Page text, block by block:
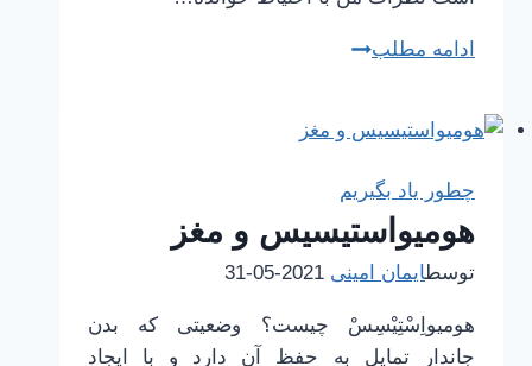
ادامه مطلبنگاهی
طیف‌های
چطور یاد بگیریم
هومیواستیسیس و مغز
توسطایمان امینی 2021-05-31
هومیواِسْتِیْسِسْ چیست؟ وضعیتی که بدن
جاندار تمایل به حفظ آن دارد و با ایجاد